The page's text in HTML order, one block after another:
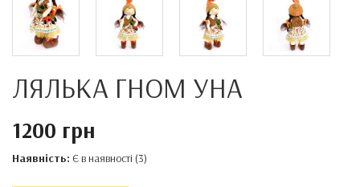
ЛЯЛЬКА ГНОМ УНА
1200 грн
Наявність: Є в наявності (3)